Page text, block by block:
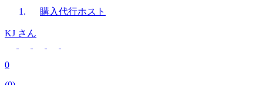
購入代行ホスト
KJ さん
0